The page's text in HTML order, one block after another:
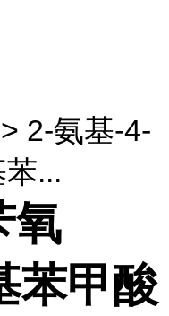
> 2-氨基-4-
...
氧
苯甲酸